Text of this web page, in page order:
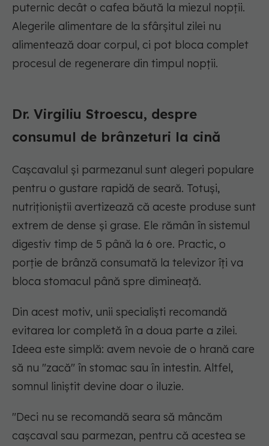
puternic decât o cafea băută la miezul nopții.
Alegerile alimentare de la sfârșitul zilei nu
alimentează doar corpul, ci pot bloca complet
procesul de regenerare din timpul nopții.
Dr. Virgiliu Stroescu, despre
consumul de brânzeturi la cină
Cașcavalul și parmezanul sunt alegeri populare
pentru o gustare rapidă de seară. Totuși,
nutriționiștii avertizează că aceste produse sunt
extrem de dense și grase. Ele rămân în sistemul
digestiv timp de 5 până la 6 ore. Practic, o
porție de brânză consumată la televizor îți va
bloca stomacul până spre dimineață.
Din acest motiv, unii specialiști recomandă
evitarea lor completă în a doua parte a zilei.
Ideea este simplă: avem nevoie de o hrană care
să nu "zacă" în stomac sau în intestin. Altfel,
somnul liniștit devine doar o iluzie.
"Deci nu se recomandă seara să mâncăm
cașcaval sau parmezan, pentru că acestea se